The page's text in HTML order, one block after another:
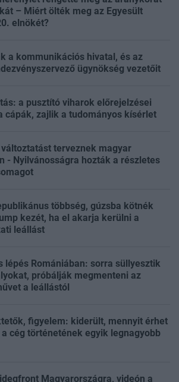
– Miért ölték meg az Egyesült
elnökét?
a kommunikációs hivatal, és az
ügynökség vezetőit
a pusztító viharok előrejelzései
cápák, zajlik a tudományos kísérlet
terveznek magyar
- Nyilvánosságra hozták a részletes
többség, gúzsba kötnék
kezét, ha el akarja kerülni a
leállást
lépés Romániában: sorra süllyesztik
próbálják megmenteni az
a leállástól
figyelem: kiderült, mennyit érhet
cég történetének egyik legnagyobb
Magyarországra, videón a